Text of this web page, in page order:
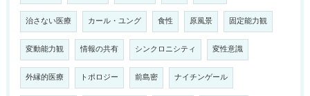
治さない医療 カール・ユング 食性 原風景 固定能力観
変動能力観 情報の共有 シンクロニシティ 変性意識
外縁的医療 トポロジー 前島密 ナイチンゲール